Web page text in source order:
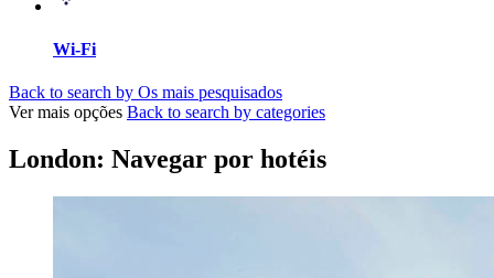
Wi-Fi
Back to search by Os mais pesquisados
Ver mais opções Back to search by categories
London: Navegar por hotéis